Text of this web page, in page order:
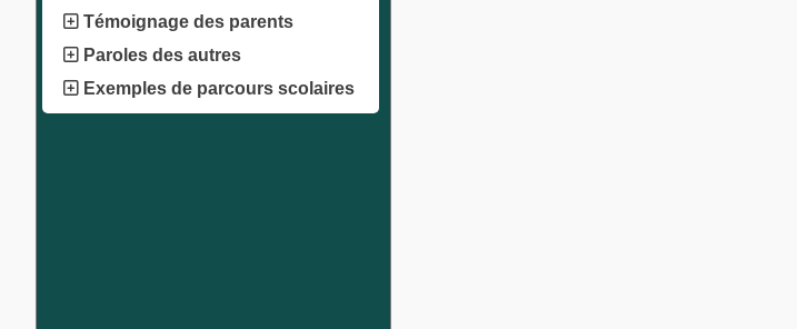
Témoignage des parents
Paroles des autres
Exemples de parcours scolaires